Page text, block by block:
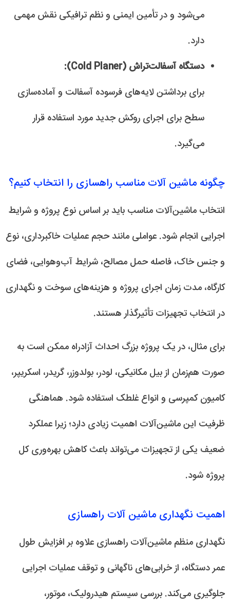
می‌شود و در تأمین ایمنی و نظم ترافیکی نقش مهمی
دارد.
دستگاه آسفالت‌تراش (Cold Planer):
برای برداشتن لایه‌های فرسوده آسفالت و آماده‌سازی
سطح برای اجرای روکش جدید مورد استفاده قرار
می‌گیرد.
چگونه ماشین آلات مناسب راهسازی را انتخاب کنیم؟
انتخاب ماشین‌آلات مناسب باید بر اساس نوع پروژه و شرایط
اجرایی انجام شود. عواملی مانند حجم عملیات خاکبرداری، نوع
و جنس خاک، فاصله حمل مصالح، شرایط آب‌وهوایی، فضای
کارگاه، مدت زمان اجرای پروژه و هزینه‌های سوخت و نگهداری
در انتخاب تجهیزات تأثیرگذار هستند.
برای مثال، در یک پروژه بزرگ احداث آزادراه ممکن است به
صورت هم‌زمان از بیل مکانیکی، لودر، بولدوزر، گریدر، اسکریپر،
کامیون کمپرسی و انواع غلطک استفاده شود. هماهنگی
ظرفیت این ماشین‌آلات اهمیت زیادی دارد؛ زیرا عملکرد
ضعیف یکی از تجهیزات می‌تواند باعث کاهش بهره‌وری کل
پروژه شود.
اهمیت نگهداری ماشین آلات راهسازی
نگهداری منظم ماشین‌آلات راهسازی علاوه بر افزایش طول
عمر دستگاه، از خرابی‌های ناگهانی و توقف عملیات اجرایی
جلوگیری می‌کند. بررسی سیستم هیدرولیک، موتور،